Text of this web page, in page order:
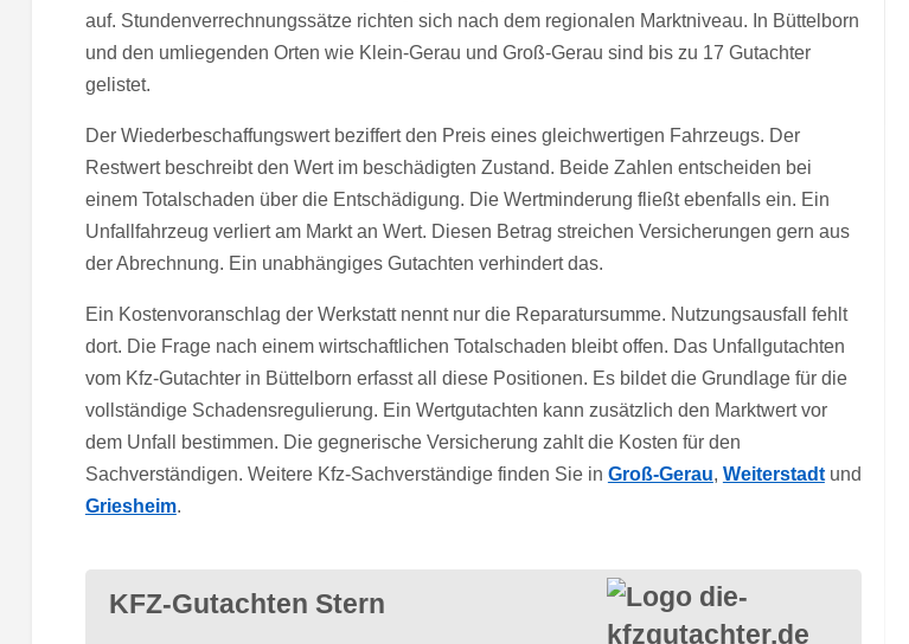
auf. Stundenverrechnungssätze richten sich nach dem regionalen Marktniveau. In Büttelborn
und den umliegenden Orten wie Klein-Gerau und Groß-Gerau sind bis zu 17 Gutachter
gelistet.
Der Wiederbeschaffungswert beziffert den Preis eines gleichwertigen Fahrzeugs. Der
Restwert beschreibt den Wert im beschädigten Zustand. Beide Zahlen entscheiden bei
einem Totalschaden über die Entschädigung. Die Wertminderung fließt ebenfalls ein. Ein
Unfallfahrzeug verliert am Markt an Wert. Diesen Betrag streichen Versicherungen gern aus
der Abrechnung. Ein unabhängiges Gutachten verhindert das.
Ein Kostenvoranschlag der Werkstatt nennt nur die Reparatursumme. Nutzungsausfall fehlt
dort. Die Frage nach einem wirtschaftlichen Totalschaden bleibt offen. Das Unfallgutachten
vom Kfz-Gutachter in Büttelborn erfasst all diese Positionen. Es bildet die Grundlage für die
vollständige Schadensregulierung. Ein Wertgutachten kann zusätzlich den Marktwert vor
dem Unfall bestimmen. Die gegnerische Versicherung zahlt die Kosten für den
Sachverständigen. Weitere Kfz-Sachverständige finden Sie in Groß-Gerau, Weiterstadtund
Griesheim.
KFZ-Gutachten Stern